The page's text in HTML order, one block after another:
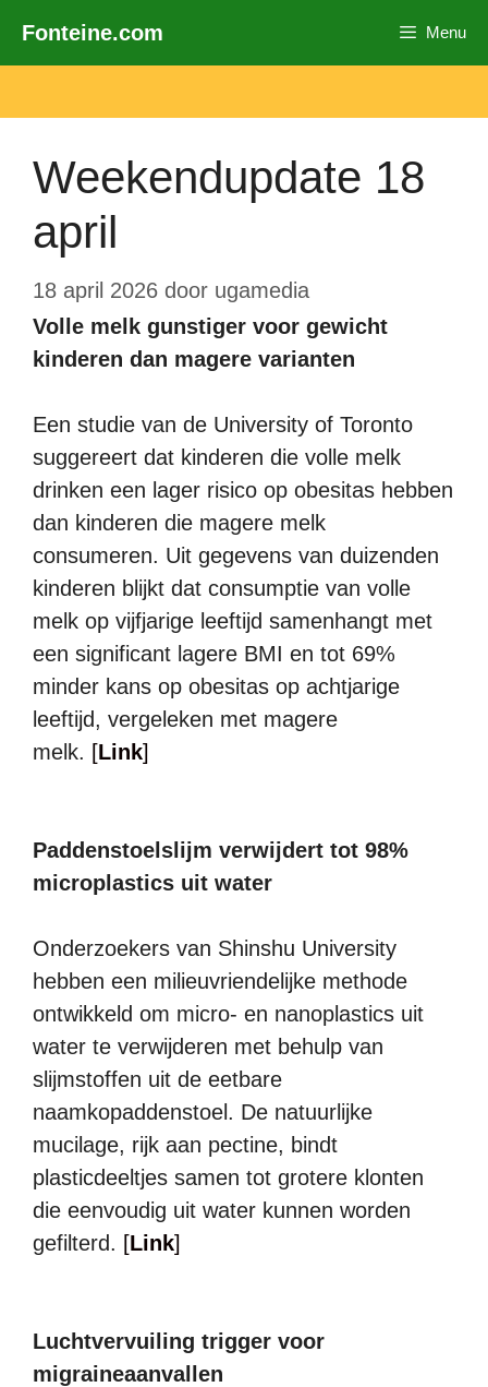
naar
inhoud
Fonteine.com Menu
Weekendupdate 18
april
18 april 2026 door ugamedia
Volle melk gunstiger voor gewicht
kinderen dan magere varianten
Een studie van de University of Toronto
suggereert dat kinderen die volle melk
drinken een lager risico op obesitas hebben
dan kinderen die magere melk
consumeren. Uit gegevens van duizenden
kinderen blijkt dat consumptie van volle
melk op vijfjarige leeftijd samenhangt met
een significant lagere BMI en tot 69%
minder kans op obesitas op achtjarige
leeftijd, vergeleken met magere
melk. [Link]
Paddenstoelslijm verwijdert tot 98%
microplastics uit water
Onderzoekers van Shinshu University
hebben een milieuvriendelijke methode
ontwikkeld om micro- en nanoplastics uit
water te verwijderen met behulp van
slijmstoffen uit de eetbare
naamkopaddenstoel. De natuurlijke
mucilage, rijk aan pectine, bindt
plasticdeeltjes samen tot grotere klonten
die eenvoudig uit water kunnen worden
gefilterd. [Link]
Luchtvervuiling trigger voor
migraineaanvallen